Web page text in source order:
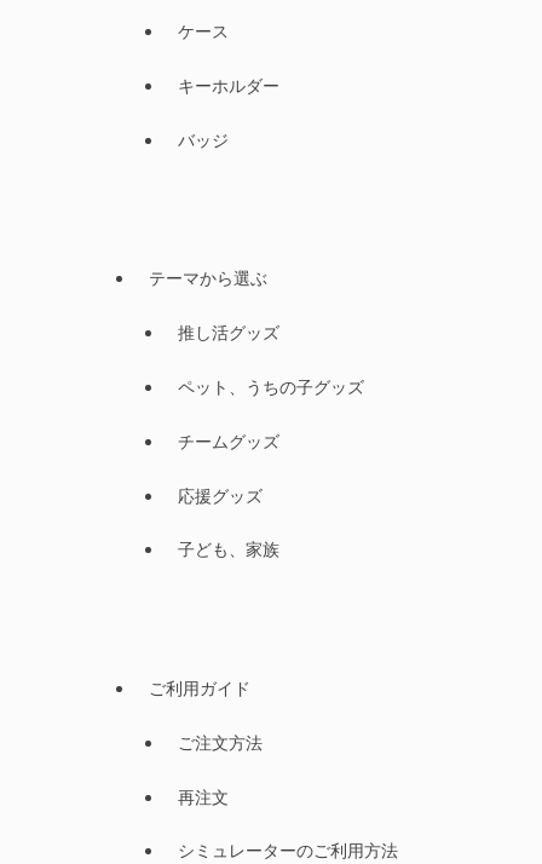
ケース
キーホルダー
バッジ
テーマから選ぶ
推し活グッズ
ペット、うちの子グッズ
チームグッズ
応援グッズ
子ども、家族
ご利用ガイド
ご注文方法
再注文
シミュレーターのご利用方法